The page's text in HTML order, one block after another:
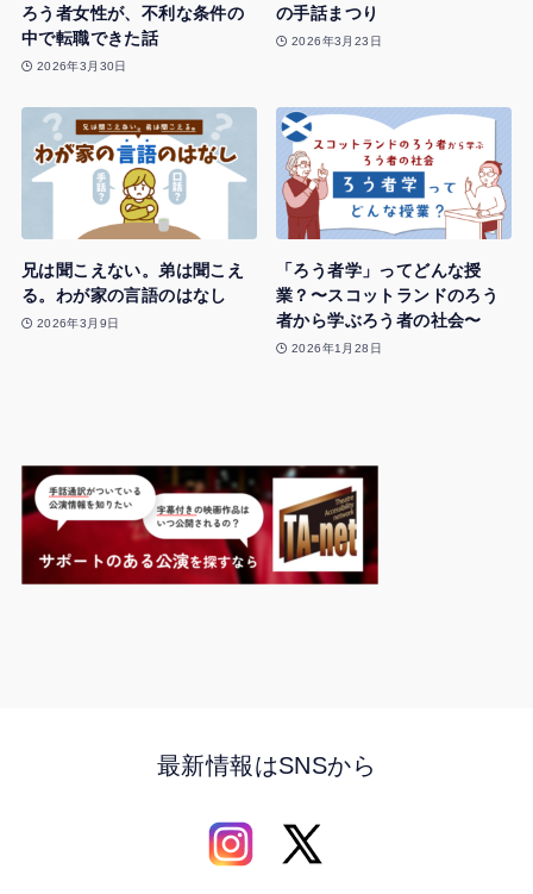
ろう者女性が、不利な条件の
中で転職できた話
2026年3月30日
の手話まつり
2026年3月23日
兄は聞こえない。弟は聞こえ
る。わが家の言語のはなし
2026年3月9日
「ろう者学」ってどんな授
業？〜スコットランドのろう
者から学ぶろう者の社会〜
2026年1月28日
最新情報はSNSから